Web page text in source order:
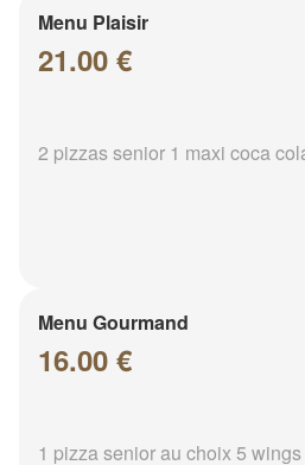
Menu Plaisir
21.00 €
2 pizzas senior 1 maxi coca
Menu Gourmand
16.00 €
1 pizza senior au choix 5